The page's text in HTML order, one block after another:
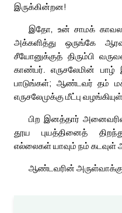
இருக்கின்றன!
இதோ, உன் சாமக்
அக்களித்து ஒருங்கே
சீயோனுக்குத் திரும்பி
காண்பர். எருசலேமின் பாழ்
பாடுங்கள்; ஆண்டவர் தம்
எருசலேமுக்கு மீட்பு
பிற இனத்தார்
தூய புயத்தினைத்
எல்லைகள் யாவும் நம் கடவுள்
ஆண்டவரின்